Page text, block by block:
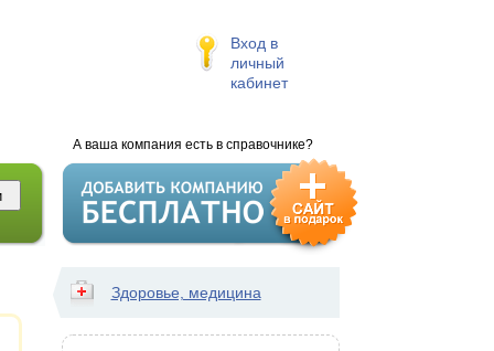
Вход в
личный
кабинет
А ваша компания есть в справочнике?
Здоровье, медицина